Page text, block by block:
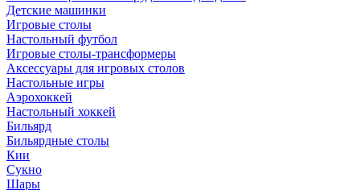
Детские машинки
Игровые столы
Настольный футбол
Игровые столы-трансформеры
Аксессуары для игровых столов
Настольные игры
Аэрохоккей
Настольный хоккей
Бильярд
Бильярдные столы
Кии
Сукно
Шары